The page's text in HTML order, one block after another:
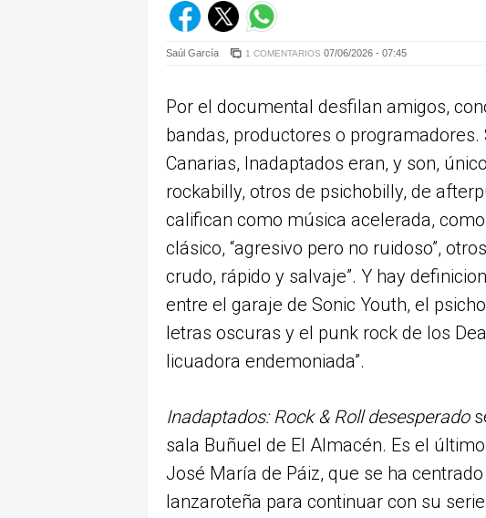
Saúl García 1 COMENTARIOS 07/06/2026 - 07:45
Por el documental desfilan amigos,
bandas, productores o
Canarias, Inadaptados eran, y son,
rockabilly, otros de psichobilly, de
califican como música acelerada,
clásico, “agresivo pero no ruidoso”,
crudo, rápido y salvaje”. Y hay
entre el garaje de Sonic Youth, el
letras oscuras y el punk rock de los
licuadora endemoniada”.
Inadaptados: Rock & Roll desesperado
sala Buñuel de El Almacén. Es el
José María de Páiz, que se ha
lanzaroteña para continuar con su